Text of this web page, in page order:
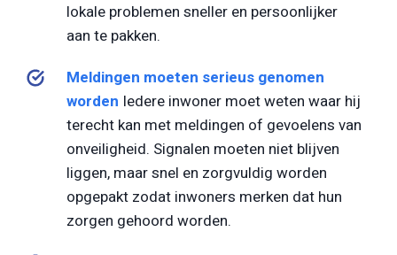
lokale problemen sneller en persoonlijker
aan te pakken.
Meldingen moeten serieus genomen
worden Iedere inwoner moet weten waar hij
terecht kan met meldingen of gevoelens van
onveiligheid. Signalen moeten niet blijven
liggen, maar snel en zorgvuldig worden
opgepakt zodat inwoners merken dat hun
zorgen gehoord worden.